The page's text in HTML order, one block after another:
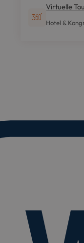
Virtuelle
Hotel &